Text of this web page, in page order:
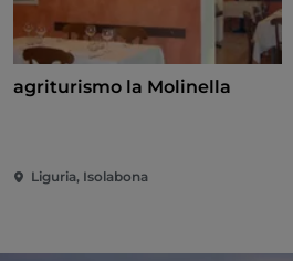
agriturismo la Molinella
Liguria, Isolabona